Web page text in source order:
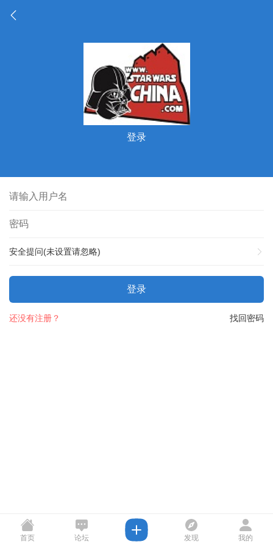
登录
安全提问(未设置请忽略)
登录
找回密码
还没有注册？
首页 论坛 发现 我的